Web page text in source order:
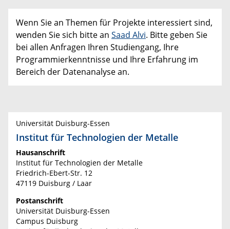
Wenn Sie an Themen für Projekte interessiert sind,
wenden Sie sich bitte an Saad Alvi. Bitte geben Sie
bei allen Anfragen Ihren Studiengang, Ihre
Programmierkenntnisse und Ihre Erfahrung im
Bereich der Datenanalyse an.
Universität Duisburg-Essen
Institut für Technologien der Metalle
Hausanschrift
Institut für Technologien der Metalle
Friedrich-Ebert-Str. 12
47119 Duisburg / Laar
Postanschrift
Universität Duisburg-Essen
Campus Duisburg